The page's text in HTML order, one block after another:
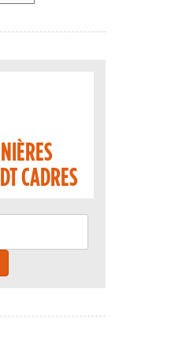
CADRES